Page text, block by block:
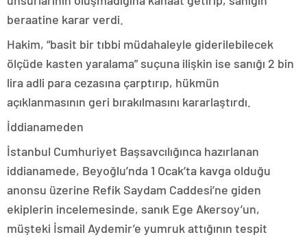
beraatine karar verdi.
Hakim, “basit bir tıbbi müdahaleyle giderilebilecek
ölçüde kasten yaralama” suçuna ilişkin ise sanığı 2 bin
lira adli para cezasına çarptırıp, hükmün
açıklanmasının geri bırakılmasını kararlaştırdı.
İddianameden
İstanbul Cumhuriyet Başsavcılığınca hazırlanan
iddianamede, Beyoğlu’nda 1 Ocak’ta kavga olduğu
anonsu üzerine Refik Saydam Caddesi’ne giden
ekiplerin incelemesinde, sanık Ege Akersoy’un,
müşteki İsmail Aydemir’e yumruk attığının tespit